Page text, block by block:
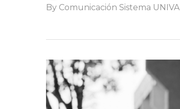
By Comunicación Sistema UNIVA